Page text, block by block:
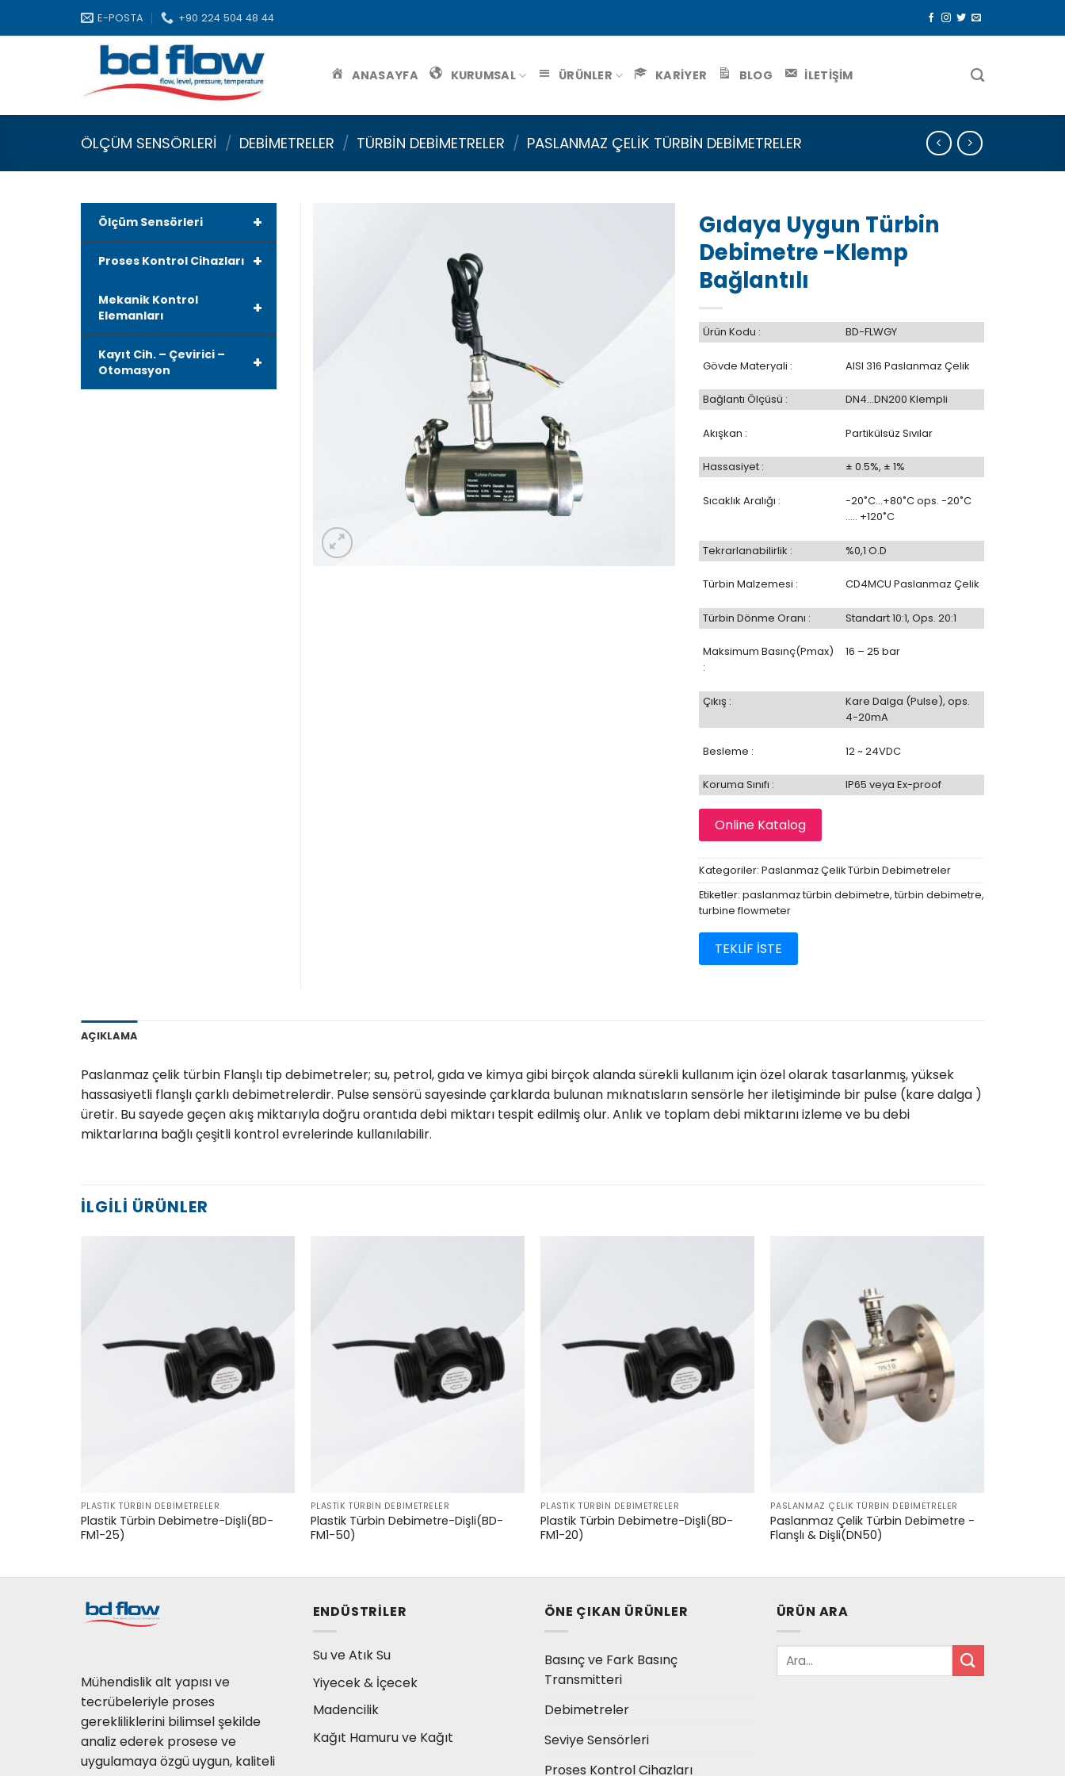
E-POSTA +90 224 504 48 44
ANASAYFA KURUMSAL ÜRÜNLER KARİYER BLOG İLETİŞİM
ÖLÇÜM SENSÖRLERI / DEBIMETRELER / TÜRBIN DEBIMETRELER / PASLANMAZ ÇELIK TÜRBIN DEBIMETRELER
Gıdaya Uygun Türbin
Debimetre -Klemp
Bağlantılı
Ürün Kodu : BD-FLWGY
Gövde Materyali : AISI 316 Paslanmaz Çelik
Bağlantı Ölçüsü : DN4…DN200 Klempli
Akışkan : Partikülsüz Sıvılar
Hassasiyet : ± 0.5%, ± 1%
Sıcaklık Aralığı :
-20˚C…+80˚C ops. -20˚C
….. +120˚C
Tekrarlanabilirlik : %0,1 O.D
Türbin Malzemesi : CD4MCU Paslanmaz Çelik
Türbin Dönme Oranı : Standart 10:1, Ops. 20:1
Maksimum Basınç(Pmax)
:
16 – 25 bar
Çıkış :
Kare Dalga (Pulse), ops.
4-20mA
Besleme : 12 ~ 24VDC
Koruma Sınıfı : IP65 veya Ex-proof
Online Katalog
Kategoriler: Paslanmaz Çelik Türbin Debimetreler
Etiketler: paslanmaz türbin debimetre, türbin debimetre,
turbine flowmeter
TEKLİF İSTE
+
Ölçüm Sensörleri
+
Proses Kontrol Cihazları
+
Mekanik Kontrol
Elemanları
+
Kayıt Cih. – Çevirici –
Otomasyon
AÇIKLAMA
Paslanmaz çelik türbin Flanşlı tip debimetreler; su, petrol, gıda ve kimya gibi birçok alanda sürekli kullanım için özel olarak tasarlanmış, yüksek
hassasiyetli flanşlı çarklı debimetrelerdir. Pulse sensörü sayesinde çarklarda bulunan mıknatısların sensörle her iletişiminde bir pulse (kare dalga )
üretir. Bu sayede geçen akış miktarıyla doğru orantıda debi miktarı tespit edilmiş olur. Anlık ve toplam debi miktarını izleme ve bu debi
miktarlarına bağlı çeşitli kontrol evrelerinde kullanılabilir.
İLGILI ÜRÜNLER
PLASTIK TÜRBIN DEBIMETRELER
Plastik Türbin Debimetre-Dişli(BD-
FM1-25)
PLASTIK TÜRBIN DEBIMETRELER
Plastik Türbin Debimetre-Dişli(BD-
FM1-50)
PLASTIK TÜRBIN DEBIMETRELER
Plastik Türbin Debimetre-Dişli(BD-
FM1-20)
PASLANMAZ ÇELIK TÜRBIN DEBIMETRELER
Paslanmaz Çelik Türbin Debimetre -
Flanşlı & Dişli(DN50)
Mühendislik alt yapısı ve
tecrübeleriyle proses
gerekliliklerini bilimsel şekilde
analiz ederek prosese ve
uygulamaya özgü uygun, kaliteli
ENDÜSTRILER
Su ve Atık Su
Yiyecek & İçecek
Madencilik
Kağıt Hamuru ve Kağıt
ÖNE ÇIKAN ÜRÜNLER
Basınç ve Fark Basınç
Transmitteri
Debimetreler
Seviye Sensörleri
Proses Kontrol Cihazları
ÜRÜN ARA